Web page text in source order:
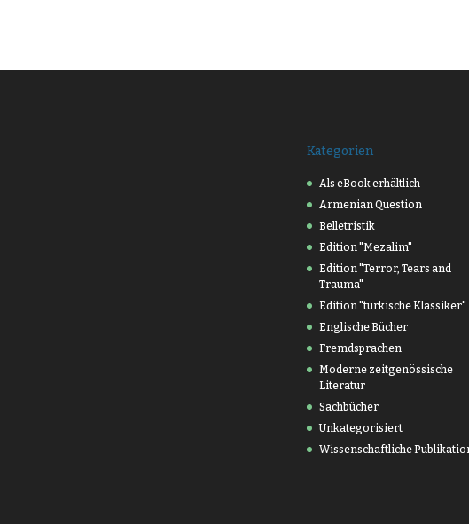
Kategorien
Als eBook erhältlich
Armenian Question
Belletristik
Edition "Mezalim"
Edition "Terror, Tears and
Trauma"
Edition "türkische Klassiker"
Englische Bücher
Fremdsprachen
Moderne zeitgenössische
Literatur
Sachbücher
Unkategorisiert
Wissenschaftliche